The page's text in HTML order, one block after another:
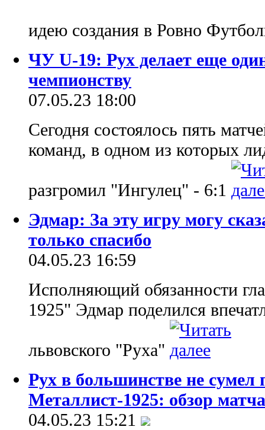
идею создания в Ровно
ЧУ U-19: Рух делает еще
чемпионству
07.05.23 18:00
Сегодня состоялось пять
команд, в одном из которых
разгромил "Ингулец" - 6:1
Эдмар: За эту игру могу
только спасибо
04.05.23 16:59
Исполняющий обязанности
1925" Эдмар поделился
львовского "Руха"
Рух в большинстве не сумел
Металлист-1925: обзор матча
04.05.23 15:21